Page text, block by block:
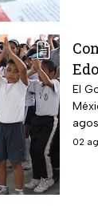
a
El
02